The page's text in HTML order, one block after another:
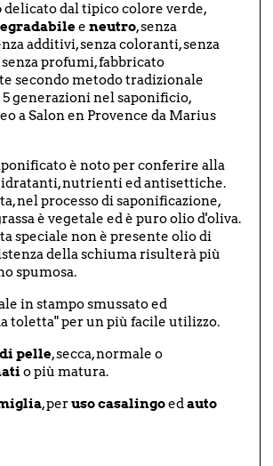
delicato dal tipico colore verde,
e neutro, senza
additivi, senza coloranti, senza
profumi, fabbricato
secondo metodo tradizionale
generazioni nel saponificio,
a Salon en Provence da Marius
è noto per conferire alla
nutrienti ed antisettiche.
nel processo di saponificazione,
è vegetale ed è puro olio d'oliva.
speciale non è presente olio di
della schiuma risulterà più
spumosa.
in stampo smussato ed
toletta" per un più facile utilizzo.
pelle, secca, normale o
o più matura.
, peruso casalingoedauto